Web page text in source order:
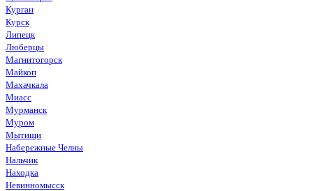
Курган
Курск
Липецк
Люберцы
Магнитогорск
Майкоп
Махачкала
Миасс
Мурманск
Муром
Мытищи
Набережные Челны
Нальчик
Находка
Невинномысск